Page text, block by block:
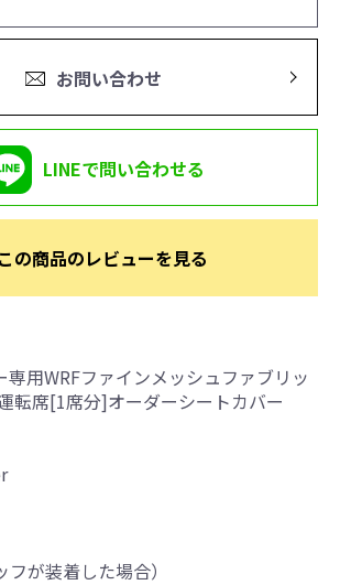
お問い合わせ
LINEで問い合わせる
この商品のレビューを見る
用WRFファインメッシュファブリッ
転席[1席分]オーダーシートカバー
フが装着した場合）